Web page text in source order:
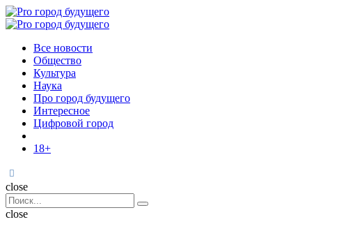
Menu
Поиск
Menu
Pro
Все новости
Общество
Культура
Наука
Про город будущего
Интересное
Цифровой город
18+
Поиск
close
Search
for:
Поиск
close